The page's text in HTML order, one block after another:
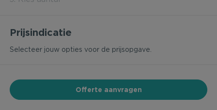
Prijsindicatie
Selecteer jouw opties voor de prijsopgave.
Offerte aanvragen